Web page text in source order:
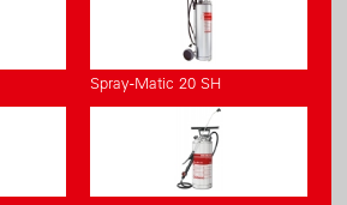
Spray-Matic 20 SH